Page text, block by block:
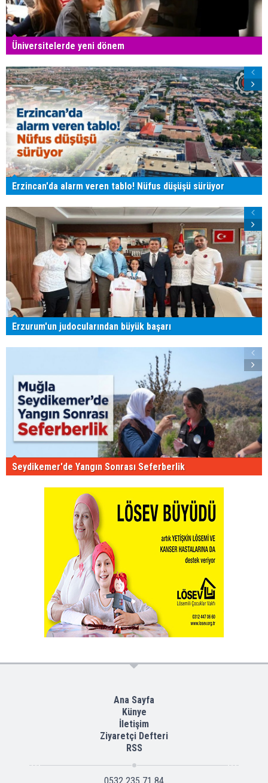
Üniversitelerde yeni dönem
Erzincan'da alarm veren tablo! Nüfus düşüşü sürüyor
Erzurum'un judocularından büyük başarı
Seydikemer'de Yangın Sonrası Seferberlik
Ana Sayfa
Künye
İletişim
Ziyaretçi Defteri
RSS
0532 235 71 84